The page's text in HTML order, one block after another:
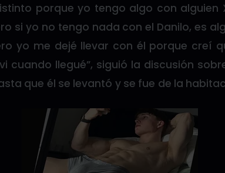
porque yo tengo algo con alguien
si yo no tengo nada con el Danilo, es
yo me dejé llevar con él porque creí
cuando llegué”, siguió la discusión
que él se levantó y se fue de la